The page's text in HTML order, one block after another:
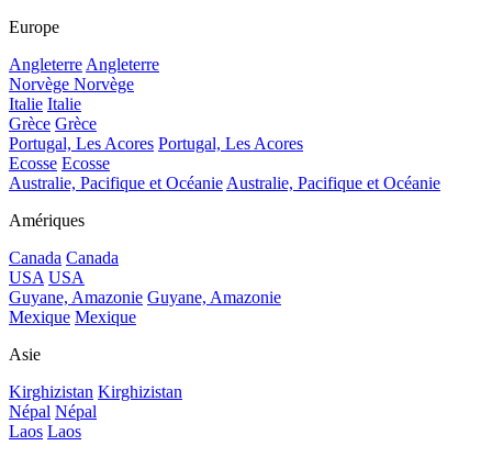
Europe
Angleterre Angleterre
Norvège Norvège
Italie Italie
Grèce Grèce
Portugal, Les Acores Portugal, Les Acores
Ecosse Ecosse
Australie, Pacifique et Océanie Australie, Pacifique et Océanie
Amériques
Canada Canada
USA USA
Guyane, Amazonie Guyane, Amazonie
Mexique Mexique
Asie
Kirghizistan Kirghizistan
Népal Népal
Laos Laos